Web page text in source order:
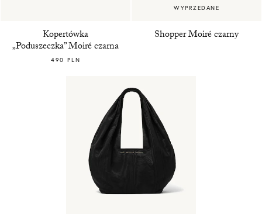
Kopertówka
„Poduszeczka” Moiré czarna
490 PLN
WYPRZEDANE
Shopper Moiré czarny